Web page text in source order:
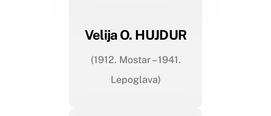
Velija O. HUJDUR
(1912. Mostar – 1941.
Lepoglava)